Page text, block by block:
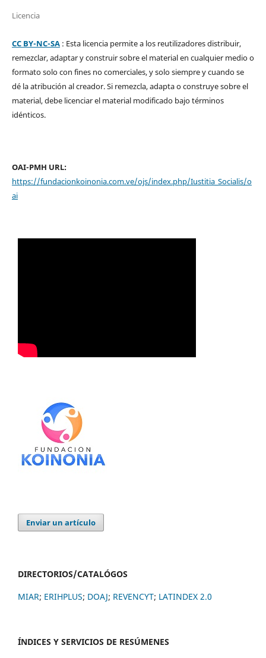
Licencia
CC BY-NC-SA: Esta licencia permite a los reutilizadores distribuir,
remezclar, adaptar y construir sobre el material en cualquier medio o
formato solo con fines no comerciales, y solo siempre y cuando se
dé la atribución al creador. Si remezcla, adapta o construye sobre el
material, debe licenciar el material modificado bajo términos
idénticos.
OAI-PMH URL:
https://fundacionkoinonia.com.ve/ojs/index.php/Iustitia_Socialis/o
ai
Enviar un artículo
DIRECTORIOS/CATALÓGOS
MIAR; ERIHPLUS; DOAJ; REVENCYT; LATINDEX 2.0
ÍNDICES Y SERVICIOS DE RESÚMENES